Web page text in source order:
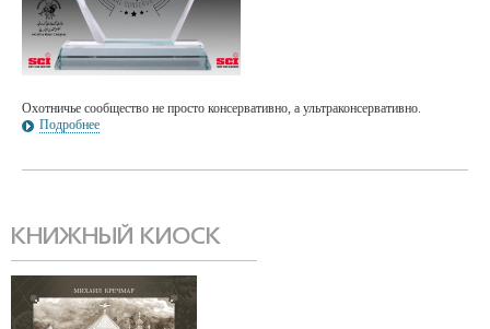
Охотничье сообщество не просто консервативно, а ультраконсервативно.
Подробнее
КНИЖНЫЙ КИОСК